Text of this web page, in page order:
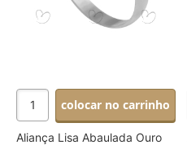
colocar no carrinho
Aliança Lisa Abaulada Ouro